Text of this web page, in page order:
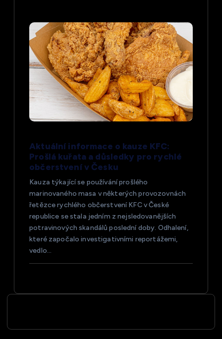
Aktuální informace o kauze KFC:
Prošlá kuřata a důsledky pro rychlé
občerstvení v Česku
Kauza týkající se používání prošlého
marinovaného masa v některých provozovnách
řetězce rychlého občerstvení KFC v České
republice se stala jedním z nejsledovanějších
potravinových skandálů poslední doby. Odhalení,
které započalo investigativními reportážemi,
vedlo…